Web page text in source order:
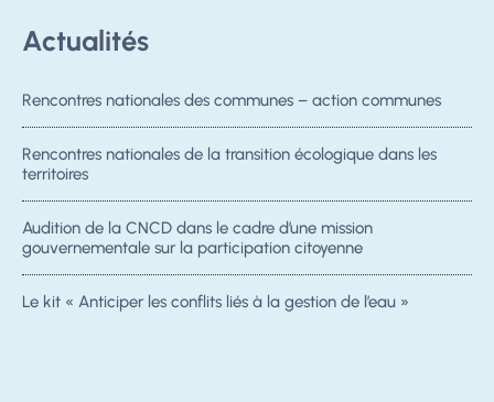
Actualités
Rencontres nationales des communes – action communes
Rencontres nationales de la transition écologique dans les
territoires
Audition de la CNCD dans le cadre d’une mission
gouvernementale sur la participation citoyenne
Le kit « Anticiper les conflits liés à la gestion de l’eau »